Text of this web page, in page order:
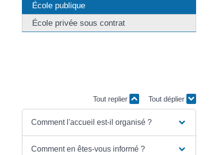
École publique
École privée sous contrat
Tout replier
Tout déplier
Comment l'accueil est-il organisé ?
Comment en êtes-vous informé ?